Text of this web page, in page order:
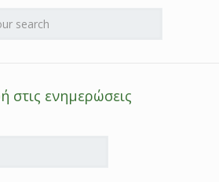
στις ενημερώσεις